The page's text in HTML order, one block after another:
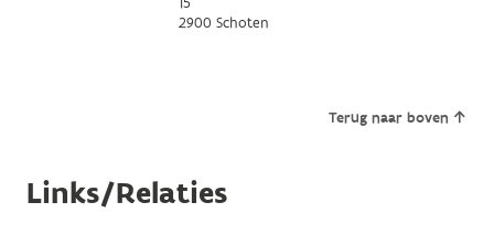
2900 Schoten
Terug naar boven
Links/Relaties